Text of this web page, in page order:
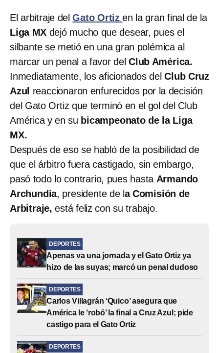
El arbitraje del Gato Ortiz en la gran final de la
Liga MX dejó mucho que desear, pues el
silbante se metió en una gran polémica al
marcar un penal a favor delClub América.
Inmediatamente, los aficionados del Club Cruz
Azul reaccionaron enfurecidos por la decisión
del Gato Ortiz que terminó en el gol del Club
América y en su bicampeonato de la Liga
MX.
Después de eso se habló de la posibilidad de
que el árbitro fuera castigado, sin embargo,
pasó todo lo contrario, pues hasta Armando
Archundia, presidente de l a Comisión de
Arbitraje, está feliz con su trabajo.
DEPORTES
Apenas va una jornada y el Gato Ortiz ya
hizo de las suyas; marcó un penal dudoso
DEPORTES
Carlos Villagrán ‘Quico’ asegura que
América le ‘robó’ la final a Cruz Azul; pide
castigo para el Gato Ortiz
DEPORTES